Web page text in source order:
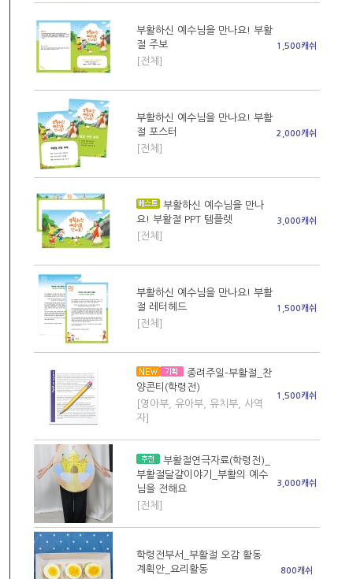
부활하신 예수님을 만나요! 부활
절 주보
[전체]
1,500캐쉬
부활하신 예수님을 만나요! 부활
절 포스터
[전체]
2,000캐쉬
부활하신 예수님을 만나
요! 부활절 PPT 템플렛
[전체]
3,000캐쉬
부활하신 예수님을 만나요! 부활
절 레터헤드
[전체]
1,500캐쉬
종려주일-부활절_찬
양콘티(학령전)
[영아부, 유아부, 유치부, 사역
자]
1,500캐쉬
부활절연극자료(학령전)_
부활절달걀이야기_부활의 예수
님을 전해요
[전체]
3,000캐쉬
학령전부서_부활절 오감 활동
계획안_요리활동
800캐쉬